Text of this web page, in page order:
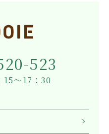
523
～17：30